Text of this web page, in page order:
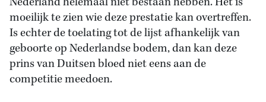
moeilijk te zien wie deze prestatie kan overtreffen.
Is echter de toelating tot de lijst afhankelijk van
geboorte op Nederlandse bodem, dan kan deze
prins van Duitsen bloed niet eens aan de
competitie meedoen.